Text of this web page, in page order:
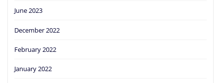
June 2023
December 2022
February 2022
January 2022